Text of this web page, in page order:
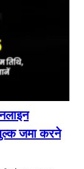
जमा करने